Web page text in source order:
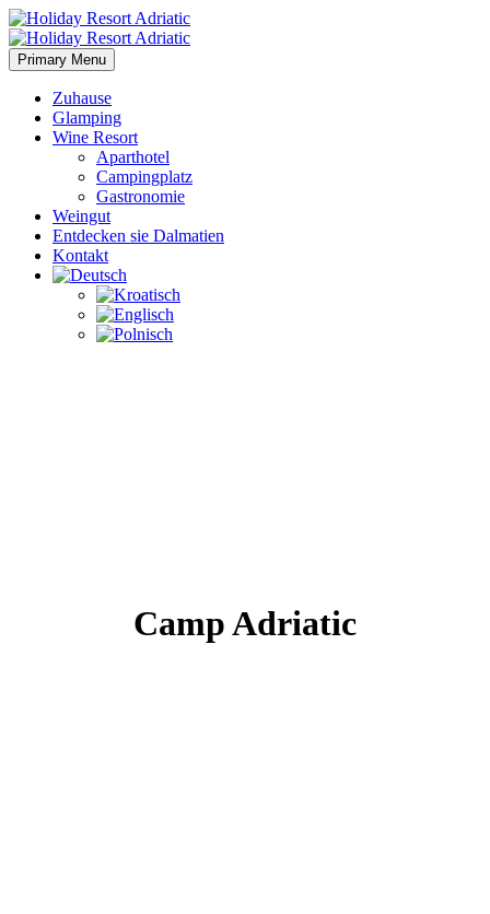
Primary Menu
Zuhause
Glamping
Wine Resort
Aparthotel
Campingplatz
Gastronomie
Weingut
Entdecken sie Dalmatien
Kontakt
Camp Adriatic